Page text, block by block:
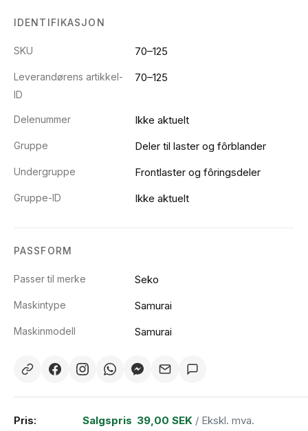
IDENTIFIKASJON
SKU 70–125
Leverandørens artikkel-
ID
70–125
Delenummer Ikke aktuelt
Gruppe Deler til laster og fôrblander
Undergruppe Frontlaster og fôringsdeler
Gruppe-ID Ikke aktuelt
PASSFORM
Passer til merke Seko
Maskintype Samurai
Maskinmodell Samurai
Pris: Salgspris 39,00 SEK / Ekskl. mva.